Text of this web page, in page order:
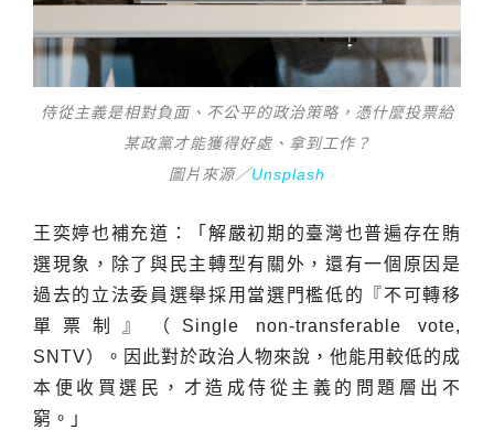
侍從主義是相對負面、不公平的政治策略，憑什麼投票給
某政黨才能獲得好處、拿到工作？
圖片來源／Unsplash
王奕婷也補充道：「解嚴初期的臺灣也普遍存在賄
選現象，除了與民主轉型有關外，還有一個原因是
過去的立法委員選舉採用當選門檻低的『不可轉移
單票制』（Single non-transferable vote,
SNTV）。因此對於政治人物來說，他能用較低的成
本便收買選民，才造成侍從主義的問題層出不
窮。」